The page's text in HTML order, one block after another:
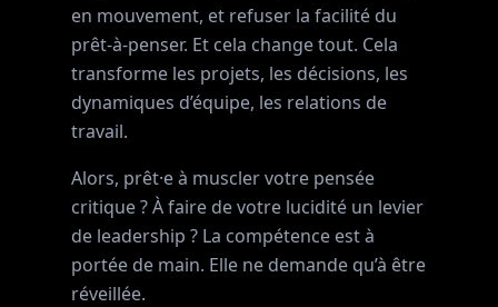
en mouvement, et refuser la facilité du
prêt-à-penser. Et cela change tout. Cela
transforme les projets, les décisions, les
dynamiques d’équipe, les relations de
travail.
Alors, prêt·e à muscler votre pensée
critique ? À faire de votre lucidité un levier
de leadership ? La compétence est à
portée de main. Elle ne demande qu’à être
réveillée.